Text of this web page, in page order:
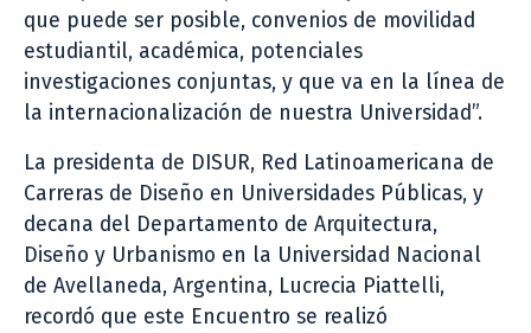
que puede ser posible, convenios de movilidad
estudiantil, académica, potenciales
investigaciones conjuntas, y que va en la línea de
la internacionalización de nuestra Universidad”.
La presidenta de DISUR, Red Latinoamericana de
Carreras de Diseño en Universidades Públicas, y
decana del Departamento de Arquitectura,
Diseño y Urbanismo en la Universidad Nacional
de Avellaneda, Argentina, Lucrecia Piattelli,
recordó que este Encuentro se realizó